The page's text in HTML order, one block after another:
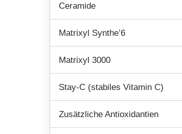
Ceramide
Matrixyl Synthe’6
Matrixyl 3000
Stay-C (stabiles Vitamin C)
Zusätzliche Antioxidantien